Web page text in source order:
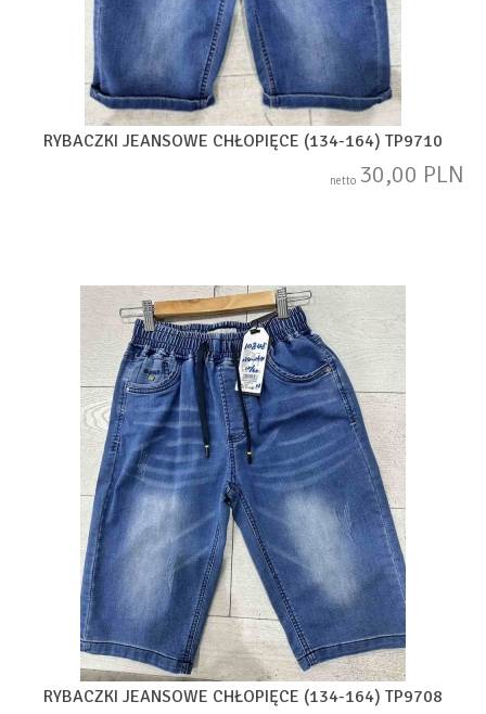
RYBACZKI JEANSOWE CHŁOPIĘCE (134-164) TP9710
netto 30,00 PLN
RYBACZKI JEANSOWE CHŁOPIĘCE (134-164) TP9708